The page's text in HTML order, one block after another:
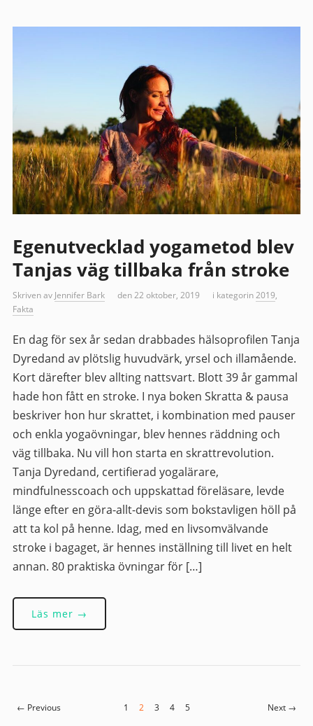
Egenutvecklad yogametod blev
Tanjas väg tillbaka från stroke
Skriven av Jennifer Bark den 22 oktober, 2019 i kategorin2019,
Fakta
En dag för sex år sedan drabbades hälsoprofilen Tanja
Dyredand av plötslig huvudvärk, yrsel och illamående.
Kort därefter blev allting nattsvart. Blott 39 år gammal
hade hon fått en stroke. I nya boken Skratta & pausa
beskriver hon hur skrattet, i kombination med pauser
och enkla yogaövningar, blev hennes räddning och
väg tillbaka. Nu vill hon starta en skrattrevolution.
Tanja Dyredand, certifierad yogalärare,
mindfulnesscoach och uppskattad föreläsare, levde
länge efter en göra-allt-devis som bokstavligen höll på
att ta kol på henne. Idag, med en livsomvälvande
stroke i bagaget, är hennes inställning till livet en helt
annan. 80 praktiska övningar för […]
Läs mer →
← Previous 1 2 3 4 5 Next →